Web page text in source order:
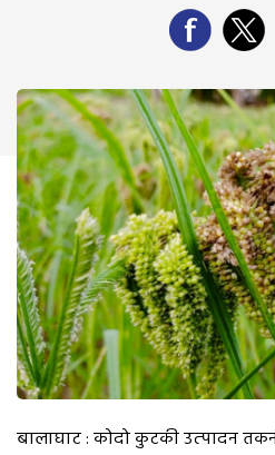
बालाघाट : कोदो कुटकी उत्‍पादन